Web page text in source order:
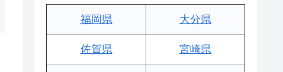
福岡県 大分県
佐賀県 宮崎県